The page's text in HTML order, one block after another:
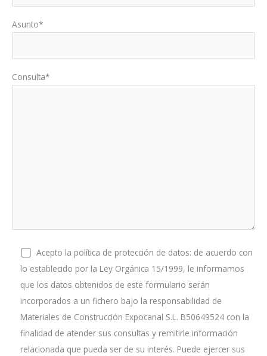
Asunto*
Consulta*
Acepto la política de protección de datos: de acuerdo con
lo establecido por la Ley Orgánica 15/1999, le informamos
que los datos obtenidos de este formulario serán
incorporados a un fichero bajo la responsabilidad de
Materiales de Construcción Expocanal S.L. B50649524 con la
finalidad de atender sus consultas y remitirle información
relacionada que pueda ser de su interés. Puede ejercer sus